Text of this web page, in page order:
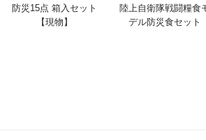
防災15点 箱入セット
【現物】
陸上自衛隊戦闘糧食
デル防災食セット